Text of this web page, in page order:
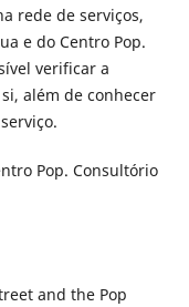
rede de serviços,
e do Centro Pop.
verificar a
além de conhecer
Pop. Consultório
and the Pop